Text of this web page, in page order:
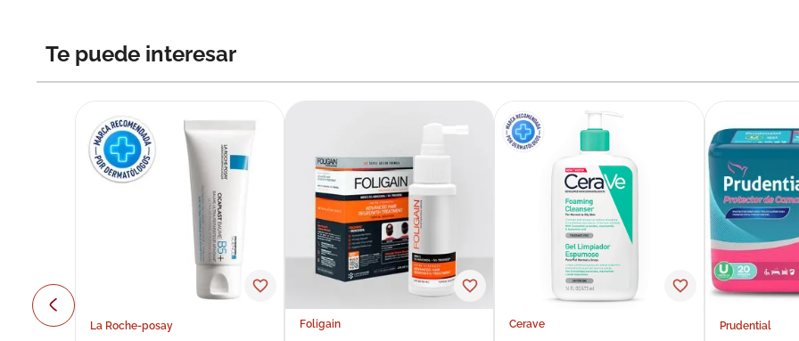
Te puede interesar
La Roche-posay Foligain Cerave Prudential